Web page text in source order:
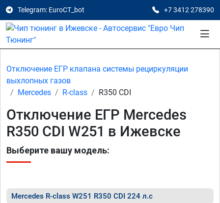
Telegram: EuroCT_bot +7 3412 278390
Отключение ЕГР клапана системы рециркуляции
выхлопных газов
Mercedes
R-class R350 CDI
Отключение ЕГР Mercedes
R350 CDI W251 в Ижевске
Выберите вашу модель:
Mercedes R-class W251 R350 CDI 224 л.с